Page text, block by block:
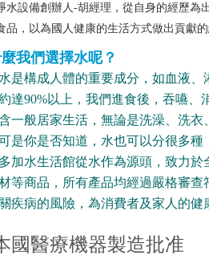
水設備創辦人-胡經理，從自身的經歷為
品，以為國人健康的生活方式做出貢獻
我們選擇水呢？
是構成人體的重要成分，如血液
達90%以上，我們進食後，吞嚥
一般居家生活，無論是洗澡、洗
是你是否知道，水也可以分很多
加水生活館從水作為源頭，致力
等商品，所有產品均經過嚴格審
疾病的風險，為消費者及家人的健
國醫療機器製造批准